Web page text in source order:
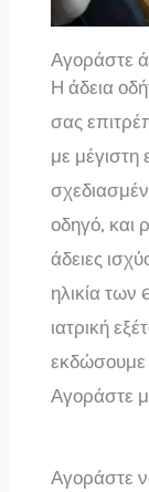
Αγοράστε
Η άδεια
σας
με μέγιστη
οδηγό, και
άδειες
ηλικία των
ιατρική
εκδώσουμε
Αγοράστε
Αγοράστε